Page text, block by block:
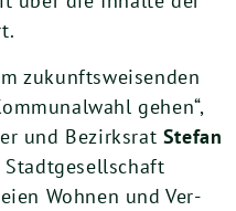
zukunfts­wei­sen­den
gehen“,
und Bezirks­rat Ste­fan
Stadt­ge­sell­schaft
Woh­nen und Ver­